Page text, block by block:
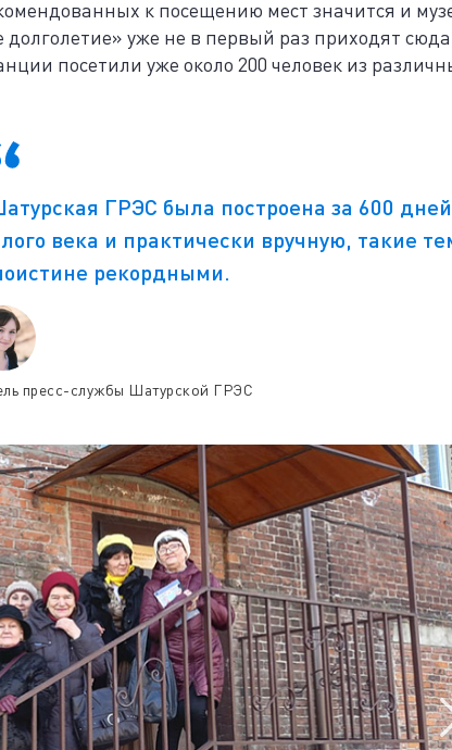
к посещению мест значится и
уже не в первый раз приходят
посетили уже около 200 человек из
ГРЭС была построена за 600
века и практически вручную, такие
рекордными.
пресс-службы Шатурской ГРЭС